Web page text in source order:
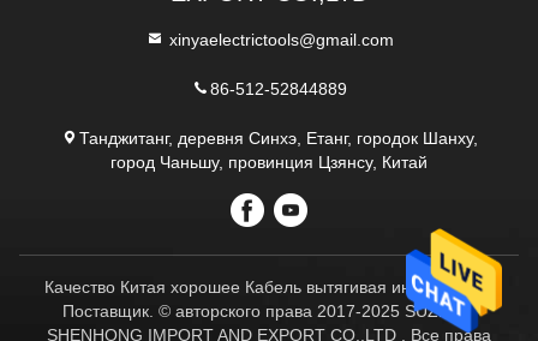
xinyaelectrictools@gmail.com
86-512-52844889
Танджитанг, деревня Синхэ, Етанг, городок Шанху,
город Чаньшу, провинция Цзянсу, Китай
Качество Китая хорошее Кабель вытягивая инструменты
Поставщик. © авторского права 2017-2025 SUZHOU
SHENHONG IMPORT AND EXPORT CO.,LTD . Все права